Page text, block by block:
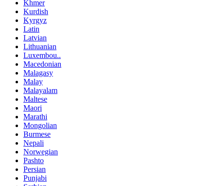
Khmer
Kurdish
Kyrgyz
Latin
Latvian
Lithuanian
Luxembou..
Macedonian
Malagasy
Malay
Malayalam
Maltese
Maori
Marathi
Mongolian
Burmese
Nepali
Norwegian
Pashto
Persian
Punjabi